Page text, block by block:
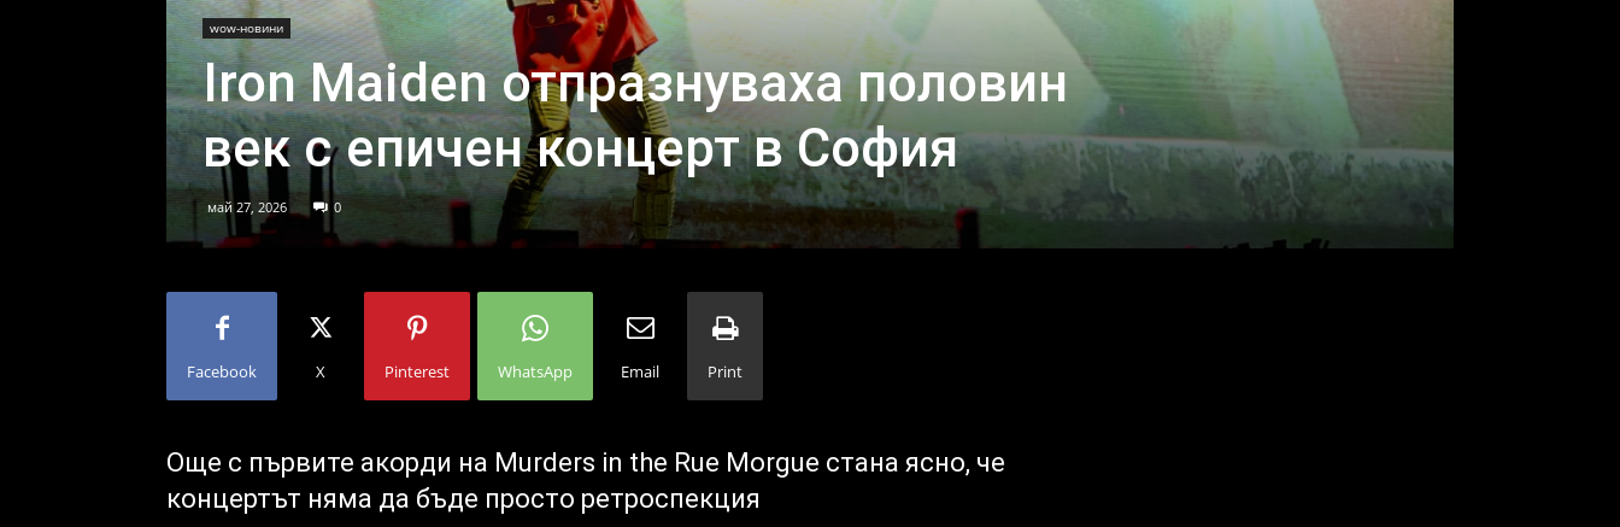
wow-новини
Iron Maiden отпразнуваха половин
век с епичен концерт в София
май 27, 2026 0
Facebook X Pinterest WhatsApp Email Print
Още с първите акорди на Murders in the Rue Morgue стана ясно, че
концертът няма да бъде просто ретроспекция